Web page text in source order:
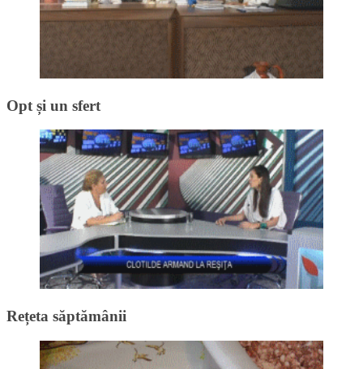
Opt și un sfert
Rețeta săptămânii